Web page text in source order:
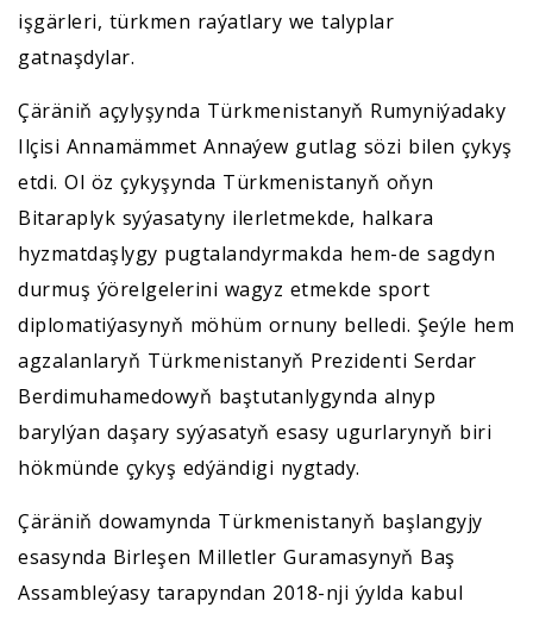
işgärleri, türkmen raýatlary we talyplar
gatnaşdylar.
Çäräniň açylyşynda Türkmenistanyň Rumyniýadaky
Ilçisi Annamämmet Annaýew gutlag sözi bilen çykyş
etdi. Ol öz çykyşynda Türkmenistanyň oňyn
Bitaraplyk syýasatyny ilerletmekde, halkara
hyzmatdaşlygy pugtalandyrmakda hem-de sagdyn
durmuş ýörelgelerini wagyz etmekde sport
diplomatiýasynyň möhüm ornuny belledi. Şeýle hem
agzalanlaryň Türkmenistanyň Prezidenti Serdar
Berdimuhamedowyň baştutanlygynda alnyp
barylýan daşary syýasatyň esasy ugurlarynyň biri
hökmünde çykyş edýändigi nygtady.
Çäräniň dowamynda Türkmenistanyň başlangyjy
esasynda Birleşen Milletler Guramasynyň Baş
Assambleýasy tarapyndan 2018-nji ýylda kabul